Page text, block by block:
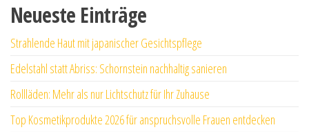
Neueste Einträge
Strahlende Haut mit japanischer Gesichtspflege
Edelstahl statt Abriss: Schornstein nachhaltig sanieren
Rollläden: Mehr als nur Lichtschutz für Ihr Zuhause
Top Kosmetikprodukte 2026 für anspruchsvolle Frauen entdecken